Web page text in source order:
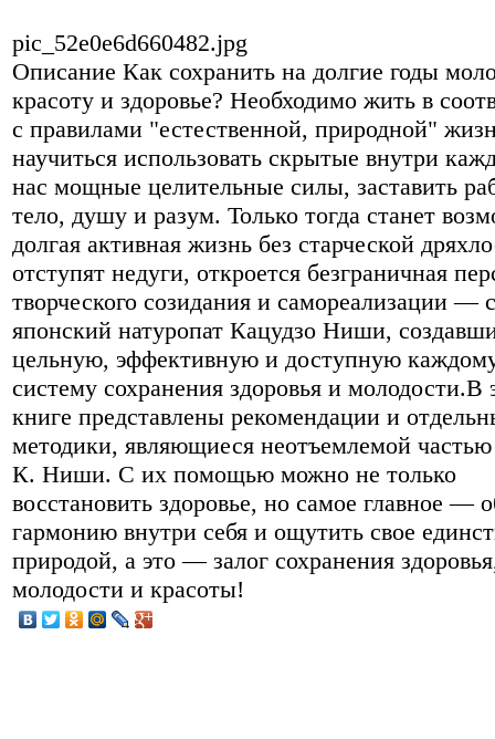
pic_52e0e6d660482.jpg
Описание Как сохранить на долгие годы
красоту и здоровье? Необходимо жить в
с правилами "естественной, природной"
научиться использовать скрытые внутри
нас мощные целительные силы, заставить
тело, душу и разум. Только тогда станет
долгая активная жизнь без старческой
отступят недуги, откроется безграничная
творческого созидания и самореализации —
японский натуропат Кацудзо Ниши,
цельную, эффективную и доступную
систему сохранения здоровья и молодости.В
книге представлены рекомендации и
методики, являющиеся неотъемлемой
К. Ниши. С их помощью можно не только
восстановить здоровье, но самое главное —
гармонию внутри себя и ощутить свое
природой, а это — залог сохранения
молодости и красоты!